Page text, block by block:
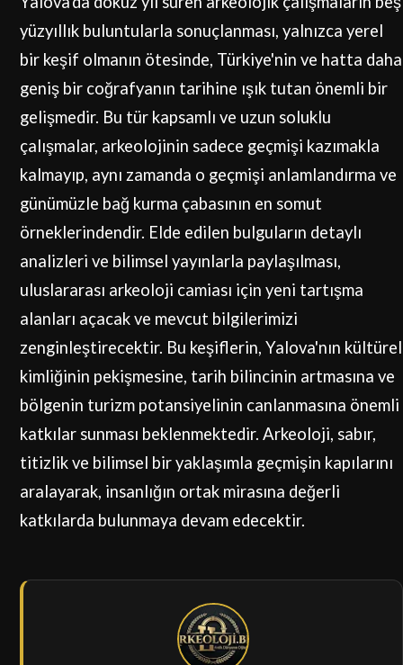
yüzyıllık buluntularla sonuçlanması, yalnızca yerel
bir keşif olmanın ötesinde, Türkiye'nin ve hatta daha
geniş bir coğrafyanın tarihine ışık tutan önemli bir
gelişmedir. Bu tür kapsamlı ve uzun soluklu
çalışmalar, arkeolojinin sadece geçmişi kazımakla
kalmayıp, aynı zamanda o geçmişi anlamlandırma ve
günümüzle bağ kurma çabasının en somut
örneklerindendir. Elde edilen bulguların detaylı
analizleri ve bilimsel yayınlarla paylaşılması,
uluslararası arkeoloji camiası için yeni tartışma
alanları açacak ve mevcut bilgilerimizi
zenginleştirecektir. Bu keşiflerin, Yalova'nın kültürel
kimliğinin pekişmesine, tarih bilincinin artmasına ve
bölgenin turizm potansiyelinin canlanmasına önemli
katkılar sunması beklenmektedir. Arkeoloji, sabır,
titizlik ve bilimsel bir yaklaşımla geçmişin kapılarını
aralayarak, insanlığın ortak mirasına değerli
katkılarda bulunmaya devam edecektir.